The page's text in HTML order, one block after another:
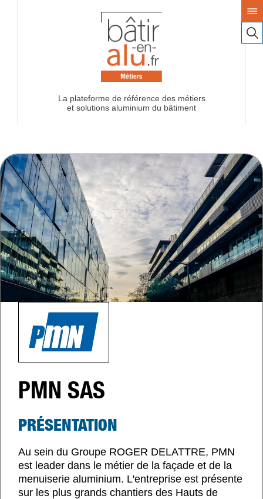
La plateforme de référence des métiers
PMN SAS
PRÉSENTATION
Au sein du Groupe ROGER DELATTRE, PMN
est leader dans le métier de la façade et de la
menuiserie aluminium. L'entreprise est présente
sur les plus grands chantiers des Hauts de